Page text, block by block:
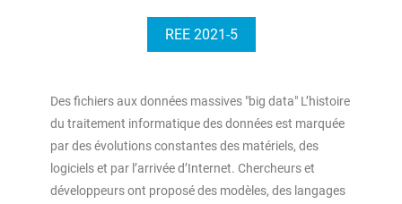
REE 2021-5
Des fichiers aux données massives "big data" L’histoire
du traitement informatique des données est marquée
par des évolutions constantes des matériels, des
logiciels et par l’arrivée d’Internet. Chercheurs et
développeurs ont proposé des modèles, des langages